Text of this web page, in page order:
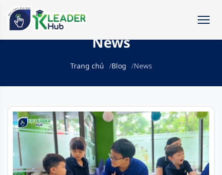
News
Trang chủ Blog News